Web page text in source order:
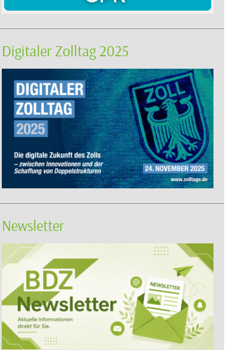
Digitaler Zolltag 2025
Newsletter